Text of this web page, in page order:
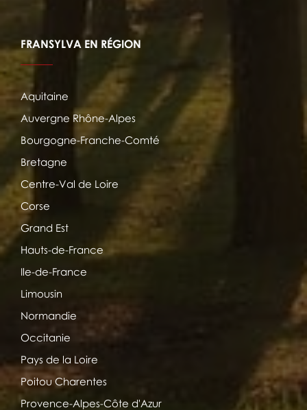
FRANSYLVA EN RÉGION
Aquitaine
Auvergne Rhône-Alpes
Bourgogne-Franche-Comté
Bretagne
Centre-Val de Loire
Corse
Grand Est
Hauts-de-France
Ile-de-France
Limousin
Normandie
Occitanie
Pays de la Loire
Poitou Charentes
Provence-Alpes-Côte d'Azur